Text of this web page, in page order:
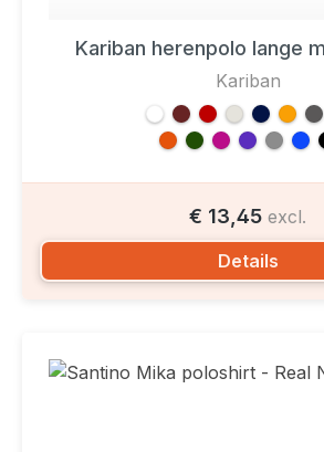
Kariban herenpolo lange
Kariban
€ 13,45 excl.
Details